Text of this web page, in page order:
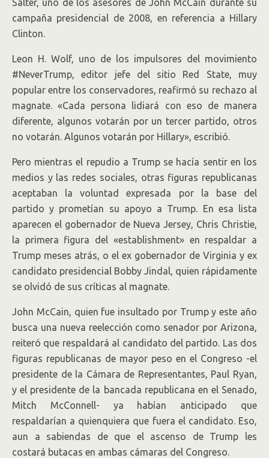
Salter, uno de los asesores de John McCain durante su
campaña presidencial de 2008, en referencia a Hillary
Clinton.
Leon H. Wolf, uno de los impulsores del movimiento
#NeverTrump, editor jefe del sitio Red State, muy
popular entre los conservadores, reafirmó su rechazo al
magnate. «Cada persona lidiará con eso de manera
diferente, algunos votarán por un tercer partido, otros
no votarán. Algunos votarán por Hillary», escribió.
Pero mientras el repudio a Trump se hacía sentir en los
medios y las redes sociales, otras figuras republicanas
aceptaban la voluntad expresada por la base del
partido y prometían su apoyo a Trump. En esa lista
aparecen el gobernador de Nueva Jersey, Chris Christie,
la primera figura del «establishment» en respaldar a
Trump meses atrás, o el ex gobernador de Virginia y ex
candidato presidencial Bobby Jindal, quien rápidamente
se olvidó de sus críticas al magnate.
John McCain, quien fue insultado por Trump y este año
busca una nueva reelección como senador por Arizona,
reiteró que respaldará al candidato del partido. Las dos
figuras republicanas de mayor peso en el Congreso -el
presidente de la Cámara de Representantes, Paul Ryan,
y el presidente de la bancada republicana en el Senado,
Mitch McConnell- ya habían anticipado que
respaldarían a quienquiera que fuera el candidato. Eso,
aun a sabiendas de que el ascenso de Trump les
costará butacas en ambas cámaras del Congreso.